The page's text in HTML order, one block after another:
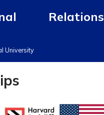
Relations
University